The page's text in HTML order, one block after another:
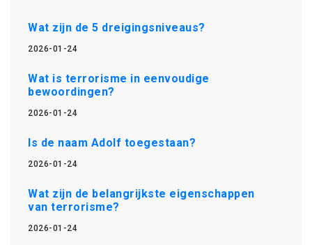
Wat zijn de 5 dreigingsniveaus?
2026-01-24
Wat is terrorisme in eenvoudige
bewoordingen?
2026-01-24
Is de naam Adolf toegestaan?
2026-01-24
Wat zijn de belangrijkste eigenschappen
van terrorisme?
2026-01-24